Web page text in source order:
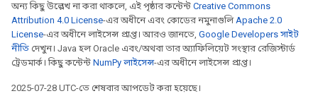
অন্য কিছু উল্লেখ না করা থাকলে, এই পৃষ্ঠার কন্টেন্ট Creative Commons
Attribution 4.0 License-এর অধীনে এবং কোডের নমুনাগুলিApache 2.0
License-এর অধীনে লাইসেন্স প্রাপ্ত। আরও জানতে, Google Developers সাইট
নীতি দেখুন। Java হল Oracle এবং/অথবা তার অ্যাফিলিয়েট সংস্থার রেজিস্টার্ড
ট্রেডমার্ক। কিছু কন্টেন্ট NumPy লাইসেন্স-এর অধীনে লাইসেন্স প্রাপ্ত।
2025-07-28 UTC-তে শেষবার আপডেট করা হয়েছে।